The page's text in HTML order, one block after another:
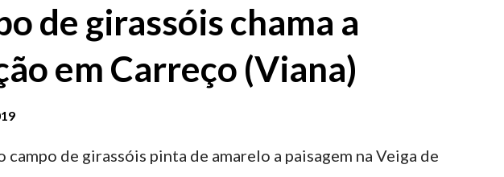
de girassóis chama a
em Carreço (Viana)
campo de girassóis pinta de amarelo a paisagem na Veiga de